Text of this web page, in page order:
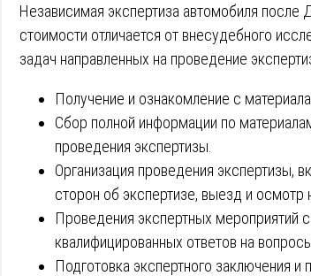
Независимая экспертиза автомобиля после
стоимости отличается от внесудебного
задач направленных на проведение
Получение и ознакомление с
Сбор полной информации по
проведения экспертизы.
Организация проведения экспертизы,
сторон об экспертизе, выезд и осмотр
Проведения экспертных мероприятий
квалифицированных ответов на
Подготовка экспертного заключения и